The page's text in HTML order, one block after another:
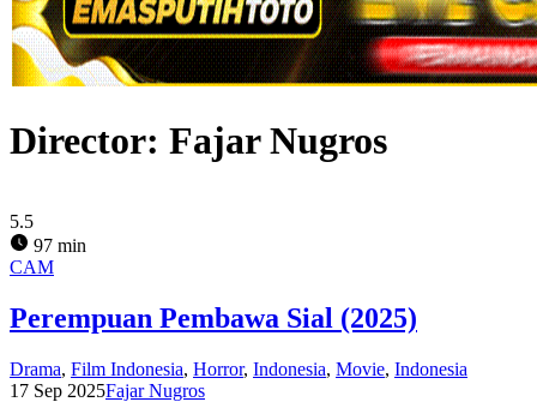
Director: Fajar Nugros
5.5
97 min
CAM
Perempuan Pembawa Sial (2025)
Drama, Film Indonesia, Horror, Indonesia, Movie, Indonesia
17 Sep 2025Fajar Nugros